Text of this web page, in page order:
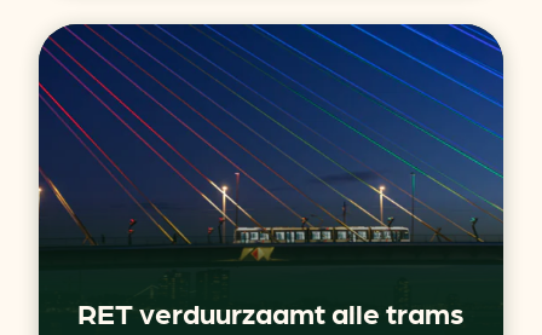
RET verduurzaamt alle trams